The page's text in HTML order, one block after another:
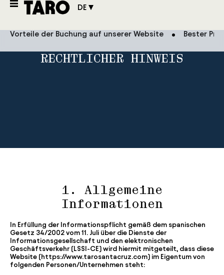
DE
Vorteile der Buchung auf unserer Website Bester
RECHTLICHER HINWEIS
1. Allgemeine
Informationen
In Erfüllung der Informationspflicht gemäß dem spanischen
Gesetz 34/2002 vom 11. Juli über die Dienste der
Informationsgesellschaft und den elektronischen
Geschäftsverkehr (LSSI-CE) wird hiermit mitgeteilt, dass diese
Website (https://www.tarosantacruz.com) im Eigentum von
folgenden Personen/Unternehmen steht: